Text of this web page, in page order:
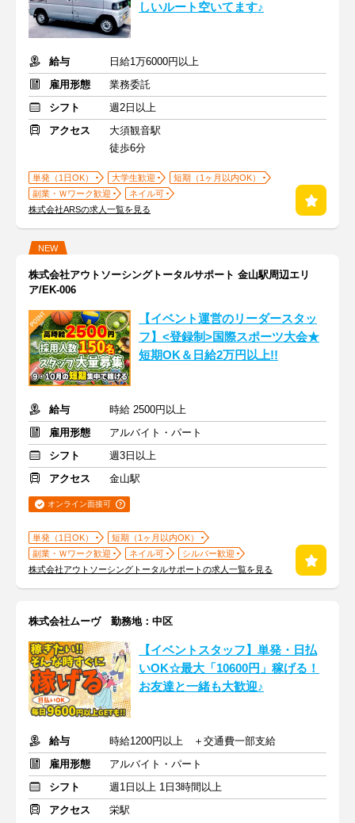
しいルート空いてます♪
給与
日給1万6000円以上
雇用形態
業務委託
シフト
週2日以上
アクセス
大須観音駅
徒歩6分
単発（1日OK） 大学生歓迎
短期（1ヶ月以内OK）
副業・Ｗワーク歓迎
ネイル可
株式会社ARSの求人一覧を見る
NEW
株式会社アウトソーシングトータルサポート 金山駅周辺エリ
ア/EK-006
【イベント運営のリーダースタッ
フ】<登録制>国際スポーツ大会★
短期OK＆日給2万円以上!!
給与
時給 2500円以上
雇用形態
アルバイト・パート
シフト
週3日以上
アクセス
金山駅
オンライン面接可
単発（1日OK）
短期（1ヶ月以内OK）
副業・Ｗワーク歓迎
ネイル可
シルバー歓迎
株式会社アウトソーシングトータルサポートの求人一覧を見る
株式会社ムーヴ 勤務地：中区
【イベントスタッフ】単発・日払
いOK☆最大「10600円」稼げる！
お友達と一緒も大歓迎♪
給与
時給1200円以上 ＋交通費一部支給
雇用形態
アルバイト・パート
シフト
週1日以上 1日3時間以上
アクセス
栄駅